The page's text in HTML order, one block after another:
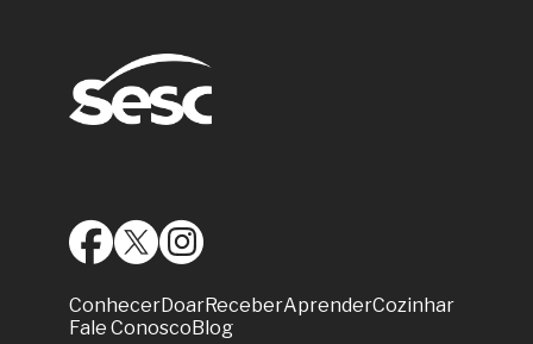
ConhecerDoarReceberAprenderCozinhar
Fale ConoscoBlog